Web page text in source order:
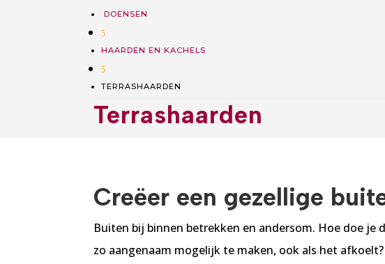
DOENSEN
5
HAARDEN EN KACHELS
5
TERRASHAARDEN
Terrashaarden
Creëer een gezellige
Buiten bij binnen betrekken en andersom. Hoe doe je
zo aangenaam mogelijk te maken, ook als het